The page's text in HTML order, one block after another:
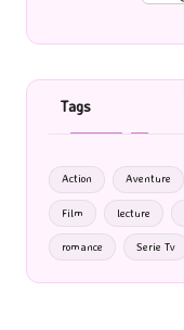
Tags
Action Aventure
Film lecture
romance Serie Tv